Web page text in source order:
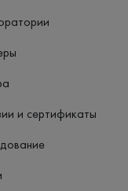
и сертификаты